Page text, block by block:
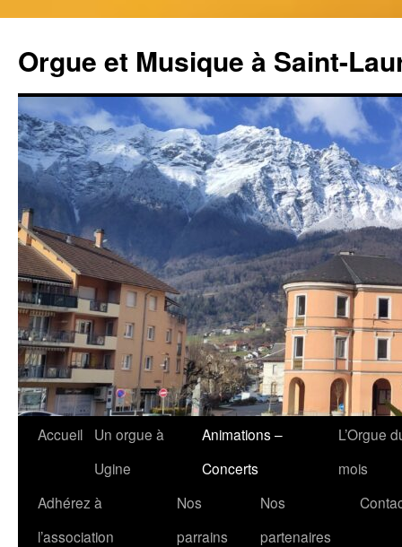
contenu
Orgue et Musique à Saint-
Accueil
Un orgue à
Ugine
Animations –
Concerts
L’Orgue
mois
Adhérez à
l’association
Nos
parrains
Nos
partenaires